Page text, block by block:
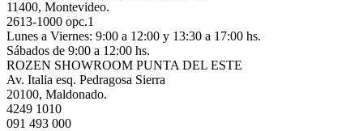
11400, Montevideo.
2613-1000 opc.1
Lunes a Viernes: 9:00 a 12:00 y 13:30 a 17:00 hs.
Sábados de 9:00 a 12:00 hs.
ROZEN SHOWROOM PUNTA DEL ESTE
Av. Italia esq. Pedragosa Sierra
20100, Maldonado.
4249 1010
091 493 000